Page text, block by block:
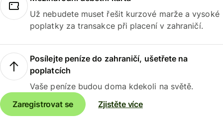
Už nebudete muset řešit kurzové marže a vysoké
poplatky za transakce při placení v zahraničí.
Posílejte peníze do zahraničí, ušetřete na
poplatcích
Vaše peníze budou doma kdekoli na světě.
Zaregistrovat se
Zjistěte více